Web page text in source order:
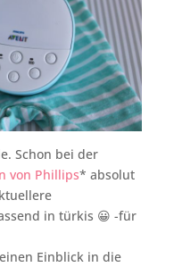
Schon bei der
von Phillips* absolut
in türkis 😀 -für
Einblick in die